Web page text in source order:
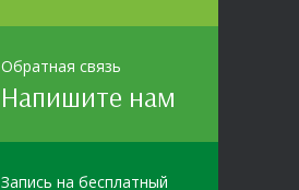
Обратная связь
Напишите нам
Запись на бесплатный